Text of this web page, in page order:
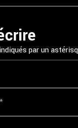
par un